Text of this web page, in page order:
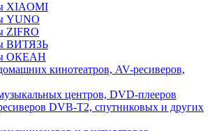
XIAOMI
YUNO
ZIFRO
ВИТЯЗЬ
ОКЕАН
кинотеатров, AV-ресиверов,
центров, DVD-плееров
DVB-T2, спутниковых и других